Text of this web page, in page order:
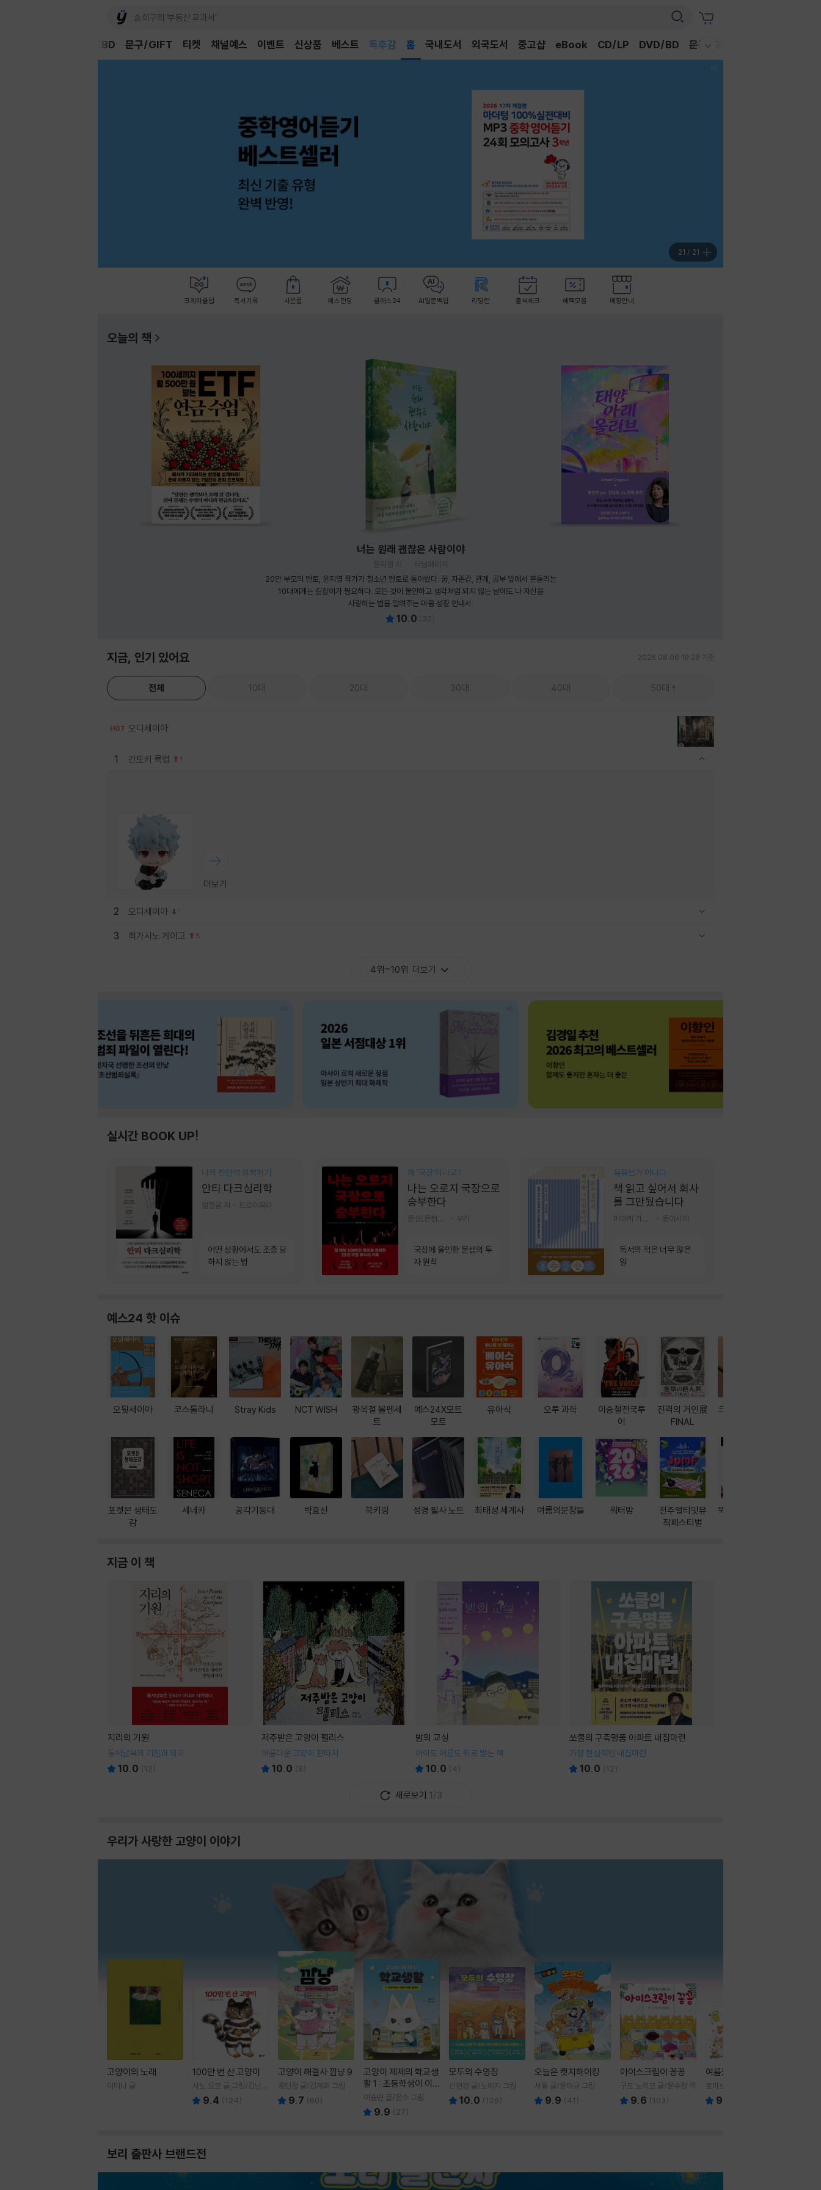
채널예스 이벤트 신상품 베스트
어린이
독후감
홈 국내도서 외국도서 중고샵 eBook CD/LP DVD/BD 문구/GIFT
DVD/BD 문구/GIFT 티켓
21 / 21
크레마클럽 독서기록 사은품 예스펀딩 클래스24 AI일문백답 리딩런 출석체크 혜택모음 매장안내
오늘의 책
너는 원래 괜찮은 사람이야
윤지영 저
터닝페이지
20만 부모의 멘토, 윤지영 작가가 청소년 멘토로 돌아왔다. 꿈, 자존감, 관계, 공부 앞에서 흔들리는
10대에게는 길잡이가 필요하다. 모든 것이 불안하고 생각처럼 되지 않는 날에도 나 자신을
사랑하는 법을 알려주는 마음 성장 안내서.
10.0 ( 32 )
지금, 인기 있어요 2026.08.06 19:28 기준
전체 10대 20대 30대 40대 50대
HOT 오디세이아
1 긴토키 룩업 1
더보기
2 오디세이아 1
3 히가시노 게이고 8
4위~10위 더보기
실시간 BOOK UP!
나의 판단력 회복하기
안티 다크심리학
임철웅 저 트로이목마
어떤 상황에서도 조종 당
하지 않는 법
왜 ‘국장‘이냐고?
나는 오로지 국장으로
승부한다
부키
국장에 올인한 문샘의 투
자 원칙
유튜브가 아니다
책 읽고 싶어서 회사
를 그만뒀습니다
동아시아
독서의 적은 너무 많은
일
예스24 핫 이슈
오뒷세이아
포켓몬 생태도
감
코스톨라니
세네카
Stray Kids
공각기동대
NCT WISH
박효신
광복절 볼펜세
트
북키링
예스24X모트
모트
성경 필사 노트
유아식
최태성 세계사
오투 과학
여름의문장들
이승철전국투
어
워터밤
진격의 거인展
FINAL
전주얼티밋뮤
직페스티벌
크레마 이북 리
뚝딱! AI 3대장
지금 이 책
지리의 기원
동서남북의 기원과 의미
10.0 (12)
저주받은 고양이 펠리스
아름다운 고양이 판타지
10.0 (8)
밤의 교실
아이도 어른도 위로 받는 책
10.0 (4)
쏘쿨의 구축명품 아파트 내집마련
가장 현실적인 내집마련
10.0 (12)
새로보기 1/3
우리가 사랑한 고양이 이야기
고양이의 노래
이미나 글
100만 번 산 고양이
사노 요코 글,그림/김난주
역 9.4 (124)
고양이 해결사 깜냥 9
홍민정 글/김재희 그림
9.7 (60)
고양이 제제의 학교생
활 1 : 초등학생이 이
렇게 힘들 줄이야
이승민 글/온수 그림
9.9 ( 27)
모두의 수영장
신현경 글/노예지 그림
10.0 (126)
오늘은 캣치하이킹
서율 글/윤태규 그림
9.9 (41 )
아이스크림이 꽁꽁
구도 노리코 글/윤수정 역
9.6 (103)
여름을 부탁해
토마쓰리 글그림
9.8
보리 출판사 브랜드전